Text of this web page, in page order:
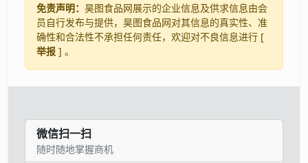
免责声明： 昊图食品网展示的企业信息及供求信息由会
员自行发布与提供，昊图食品网对其信息的真实性、准
确性和合法性不承担任何责任，欢迎对不良信息进行 [
举报 ] 。
微信扫一扫
随时随地掌握商机